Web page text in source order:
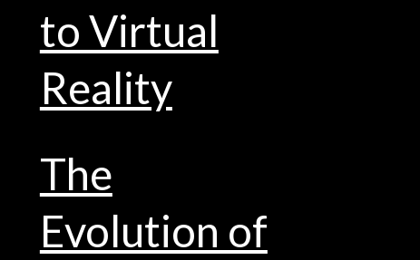
to Virtual
Reality
The
Evolution of